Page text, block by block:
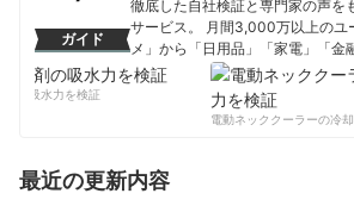
ガイド
徹底した自社検証と専門家の声を
サービス。 月間3,000万以上のユ
メ」から「日用品」「家電」「金
ストな商品を選んでもらうために
コンテンツ制作チームのプロ
の吸水力を検証
電動ネッククーラーの冷却
最近の更新内容